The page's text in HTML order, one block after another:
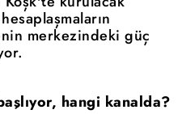
merkezindeki güç
hangi kanalda?